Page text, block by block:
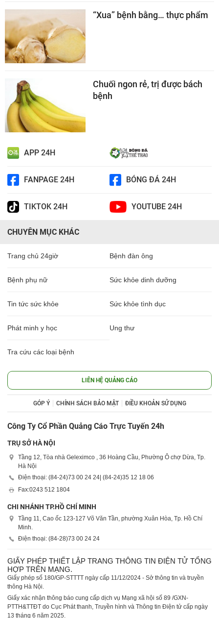
“Xua” bệnh bằng… thực phẩm
Chuối ngon rẻ, trị được bách
bệnh
APP 24H
FANPAGE 24H BÓNG ĐÁ 24H
TIKTOK 24H YOUTUBE 24H
CHUYÊN MỤC KHÁC
Trang chủ 24giờ Bệnh đàn ông
Bệnh phụ nữ Sức khỏe dinh dưỡng
Tin tức sức khỏe Sức khỏe tình dục
Phát minh y học Ung thư
Tra cứu các loại bệnh
LIÊN HỆ QUẢNG CÁO
GÓP Ý CHÍNH SÁCH BẢO MẬT ĐIỀU KHOẢN SỬ DỤNG
Công Ty Cổ Phần Quảng Cáo Trực Tuyến 24h
TRỤ SỞ HÀ NỘI
Tầng 12, Tòa nhà Geleximco , 36 Hoàng Cầu, Phường Ô chợ Dừa, Tp.
Hà Nội
Điện thoại: (84-24)73 00 24 24| (84-24)35 12 18 06
Fax:0243 512 1804
CHI NHÁNH TP.HỒ CHÍ MINH
Tầng 11, Cao ốc 123-127 Võ Văn Tần, phường Xuân Hòa, Tp. Hồ Chí
Minh.
Điện thoại: (84-28)73 00 24 24
GIẤY PHÉP THIẾT LẬP TRANG THÔNG TIN ĐIỆN TỬ TỔNG
HỢP TRÊN MẠNG.
Giấy phép số 180/GP-STTTT ngày cấp 11/12/2024 - Sở thông tin và truyền
thông Hà Nội.
Giấy xác nhận thông báo cung cấp dịch vụ Mạng xã hội số 89 /GXN-
PTTH&TTĐT do Cục Phát thanh, Truyền hình và Thông tin Điện tử cấp ngày
13 tháng 6 năm 2025.